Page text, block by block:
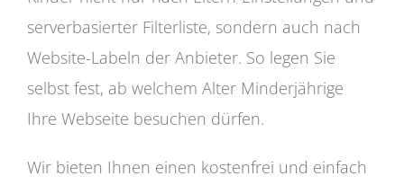
serverbasierter Filterliste, sondern auch nach
Website-Labeln der Anbieter. So legen Sie
selbst fest, ab welchem Alter Minderjährige
Ihre Webseite besuchen dürfen.
Wir bieten Ihnen einen kostenfrei und einfach